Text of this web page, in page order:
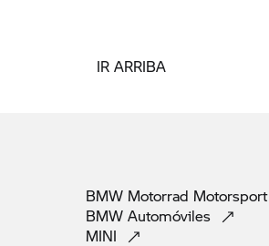
IR ARRIBA
BMW Motorrad Motorsport
BMW Automóviles
MINI